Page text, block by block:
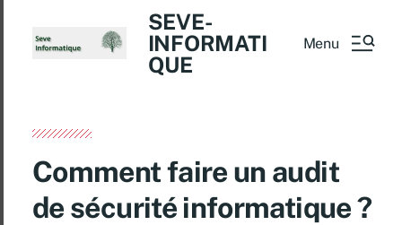
SEVE-
INFORMATI
QUE
Menu
Comment faire un audit
de sécurité informatique ?